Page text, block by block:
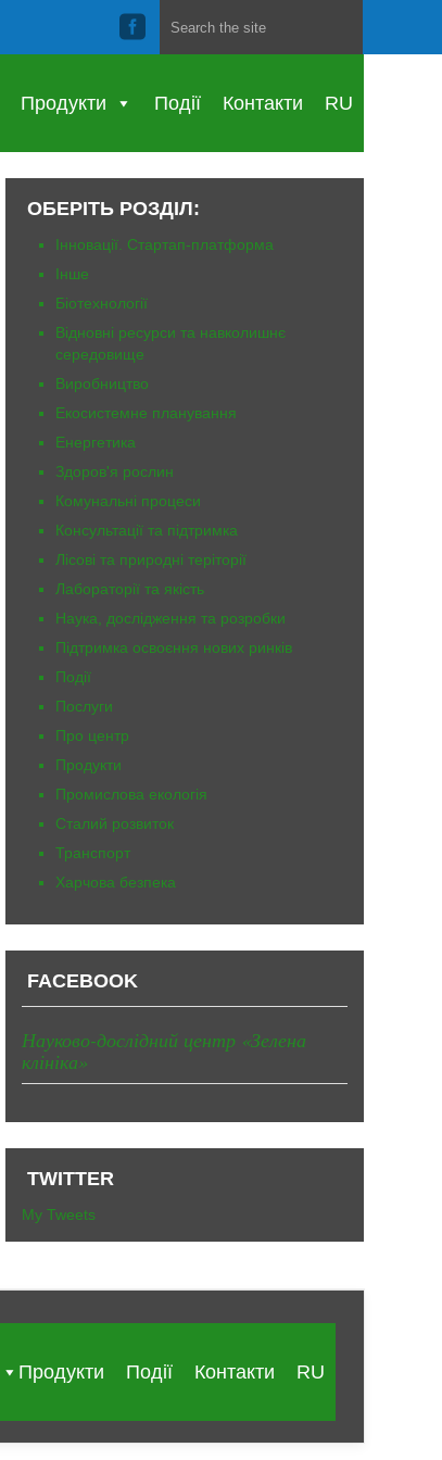
Продукти Події Контакти RU
ОБЕРІТЬ РОЗДІЛ:
Iнновації. Стартап-платформа
Інше
Біотехнології
Відновні ресурси та навколишнє
середовище
Виробництво
Екосистемне планування
Енергетика
Здоров'я рослин
Комунальні процеси
Консультації та підтримка
Лісові та природні теріторії
Лабораторії та якість
Наука, дослідження та розробки
Підтримка освоєння нових ринків
Події
Послуги
Про центр
Продукти
Промислова екологія
Сталий розвиток
Транспорт
Харчова безпека
FACEBOOK
Науково-дослідний центр «Зелена
клініка»
TWITTER
My Tweets
Продукти Події Контакти RU